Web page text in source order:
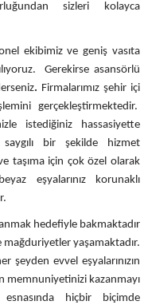
sizleri kolayca
ekibimiz ve geniş vasıta
Gerekirse asansörlü
. Firmalarımız şehir içi
gerçekleştirmektedir.
istediğiniz hassasiyette
saygılı bir şekilde hizmet
taşıma için çok özel olarak
eşyalarınız korunaklı
hedefiyle bakmaktadır
yaşamaktadır.
şeyden evvel eşyalarınızın
memnuniyetinizi kazanmayı
hiçbir biçimde